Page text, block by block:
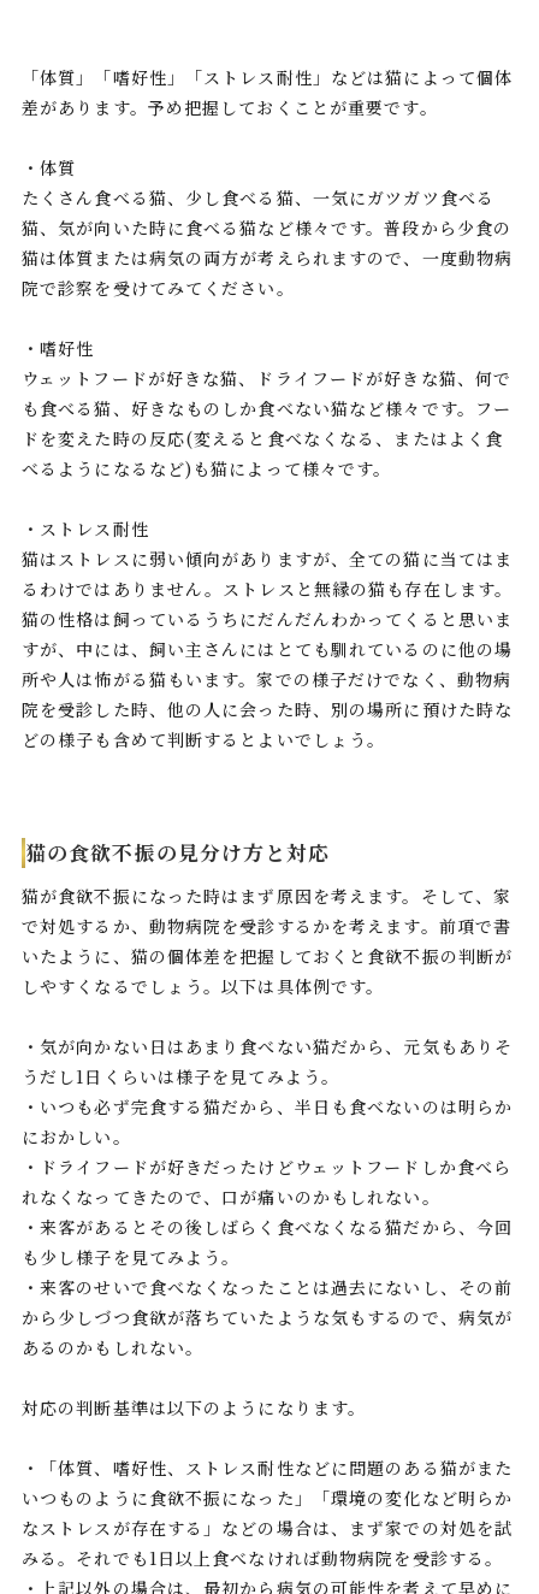
「体質」「嗜好性」「ストレス耐性」などは猫によって個体
差があります。予め把握しておくことが重要です。
・体質
たくさん食べる猫、少し食べる猫、一気にガツガツ食べる
猫、気が向いた時に食べる猫など様々です。普段から少食の
猫は体質または病気の両方が考えられますので、一度動物病
院で診察を受けてみてください。
・嗜好性
ウェットフードが好きな猫、ドライフードが好きな猫、何で
も食べる猫、好きなものしか食べない猫など様々です。フー
ドを変えた時の反応(変えると食べなくなる、またはよく食
べるようになるなど)も猫によって様々です。
・ストレス耐性
猫はストレスに弱い傾向がありますが、全ての猫に当てはま
るわけではありません。ストレスと無縁の猫も存在します。
猫の性格は飼っているうちにだんだんわかってくると思いま
すが、中には、飼い主さんにはとても馴れているのに他の場
所や人は怖がる猫もいます。家での様子だけでなく、動物病
院を受診した時、他の人に会った時、別の場所に預けた時な
どの様子も含めて判断するとよいでしょう。
猫の食欲不振の見分け方と対応
猫が食欲不振になった時はまず原因を考えます。そして、家
で対処するか、動物病院を受診するかを考えます。前項で書
いたように、猫の個体差を把握しておくと食欲不振の判断が
しやすくなるでしょう。以下は具体例です。
・気が向かない日はあまり食べない猫だから、元気もありそ
うだし1日くらいは様子を見てみよう。
・いつも必ず完食する猫だから、半日も食べないのは明らか
におかしい。
・ドライフードが好きだったけどウェットフードしか食べら
れなくなってきたので、口が痛いのかもしれない。
・来客があるとその後しばらく食べなくなる猫だから、今回
も少し様子を見てみよう。
・来客のせいで食べなくなったことは過去にないし、その前
から少しづつ食欲が落ちていたような気もするので、病気が
あるのかもしれない。
対応の判断基準は以下のようになります。
・「体質、嗜好性、ストレス耐性などに問題のある猫がまた
いつものように食欲不振になった」「環境の変化など明らか
なストレスが存在する」などの場合は、まず家での対処を試
みる。それでも1日以上食べなければ動物病院を受診する。
・上記以外の場合は、最初から病気の可能性を考えて早めに